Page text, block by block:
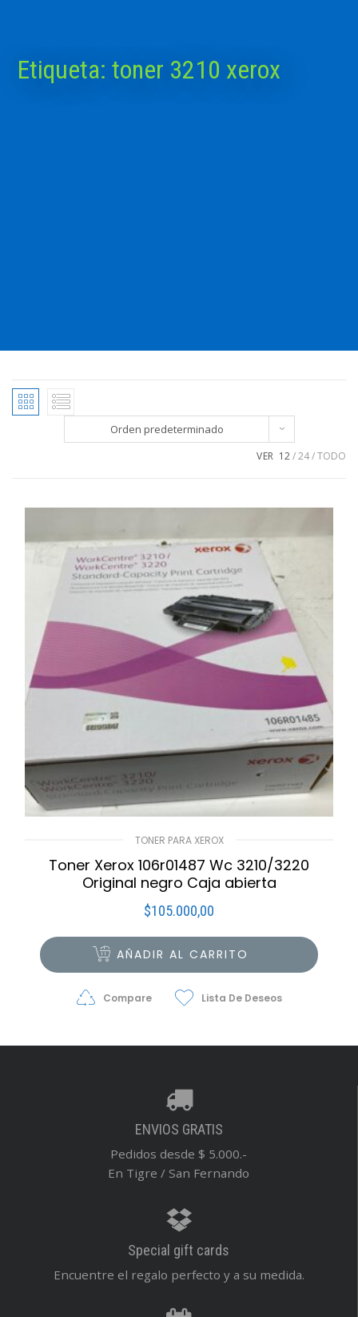
Etiqueta:toner 3210 xerox
Orden predeterminado
VER 12 24 TODO
TONER PARA XEROX
Toner Xerox 106r01487 Wc 3210/3220
Original negro Caja abierta
$105.000,00
AÑADIR AL CARRITO
Compare Lista De Deseos
ENVIOS GRATIS
Pedidos desde $ 5.000.-
En Tigre / San Fernando
Special gift cards
Encuentre el regalo perfecto y a su medida.